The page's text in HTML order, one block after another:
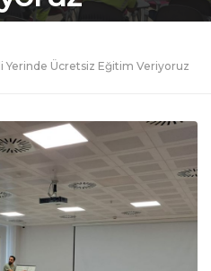
Yerinde Ücretsiz Eğitim Veriyoruz